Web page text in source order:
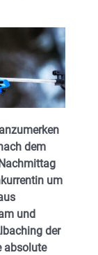
dem
um
und
der
absolute